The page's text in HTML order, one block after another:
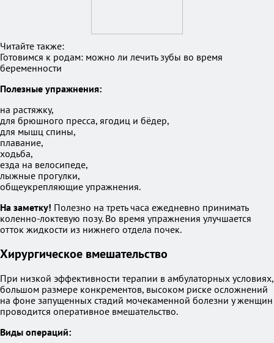
Читайте также:
Готовимся к родам: можно ли лечить зубы во время
беременности
Полезные упражнения:
на растяжку,
для брюшного пресса, ягодиц и бёдер,
для мышц спины,
плавание,
ходьба,
езда на велосипеде,
лыжные прогулки,
общеукрепляющие упражнения.
На заметку! Полезно на треть часа ежедневно принимать
коленно-локтевую позу. Во время упражнения улучшается
отток жидкости из нижнего отдела почек.
Хирургическое вмешательство
При низкой эффективности терапии в амбулаторных условиях,
большом размере конкрементов, высоком риске осложнений
на фоне запущенных стадий мочекаменной болезни у женщин
проводится оперативное вмешательство.
Виды операций: